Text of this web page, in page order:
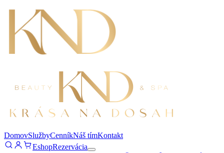
DomovSlužbyCenníkNáš tímKontakt
EshopRezervácia